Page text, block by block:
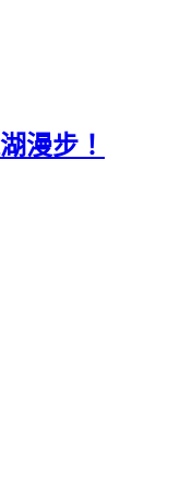
漫步！